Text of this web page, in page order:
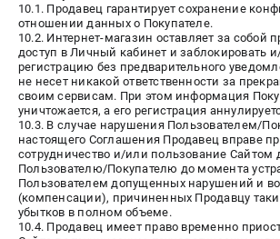
10.1. Продавец гарантирует сохранение
отношении данных о Покупателе.
10.2. Интернет-магазин оставляет за собой
доступ в Личный кабинет и заблокировать
регистрацию без предварительного
не несет никакой ответственности за
своим сервисам. При этом информация
уничтожается, а его регистрация
10.3. В случае нарушения Пользователем/
настоящего Соглашения Продавец вправе
сотрудничество и/или пользование Сайтом
Пользователю/Покупателю до момента
Пользователем допущенных нарушений и
(компенсации), причиненных Продавцу
убытков в полном объеме.
10.4. Продавец имеет право временно